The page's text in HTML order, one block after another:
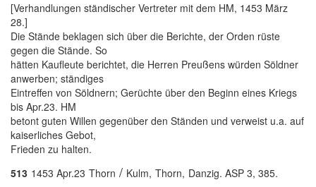
[Verhandlungen ständischer Vertreter mit dem HM, 1453 März
28.]
Die Stände beklagen sich über die Berichte, der Orden rüste
gegen die Stände. So
hätten Kaufleute berichtet, die Herren Preußens würden Söldner
anwerben; ständiges
Eintreffen von Söldnern; Gerüchte über den Beginn eines Kriegs
bis Apr.23. HM
betont guten Willen gegenüber den Ständen und verweist u.a. auf
kaiserliches Gebot,
Frieden zu halten.
513 1453 Apr.23 Thorn / Kulm, Thorn, Danzig. ASP 3, 385.